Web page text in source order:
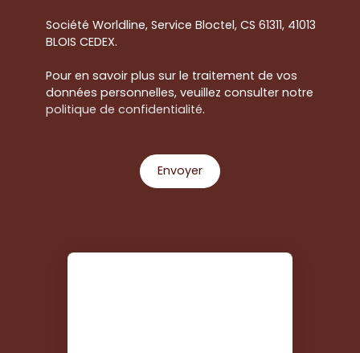
Société Worldline, Service Bloctel, CS 61311, 41013
BLOIS CEDEX.
Pour en savoir plus sur le traitement de vos
données personnelles, veuillez consulter notre
politique de confidentialité.
Envoyer